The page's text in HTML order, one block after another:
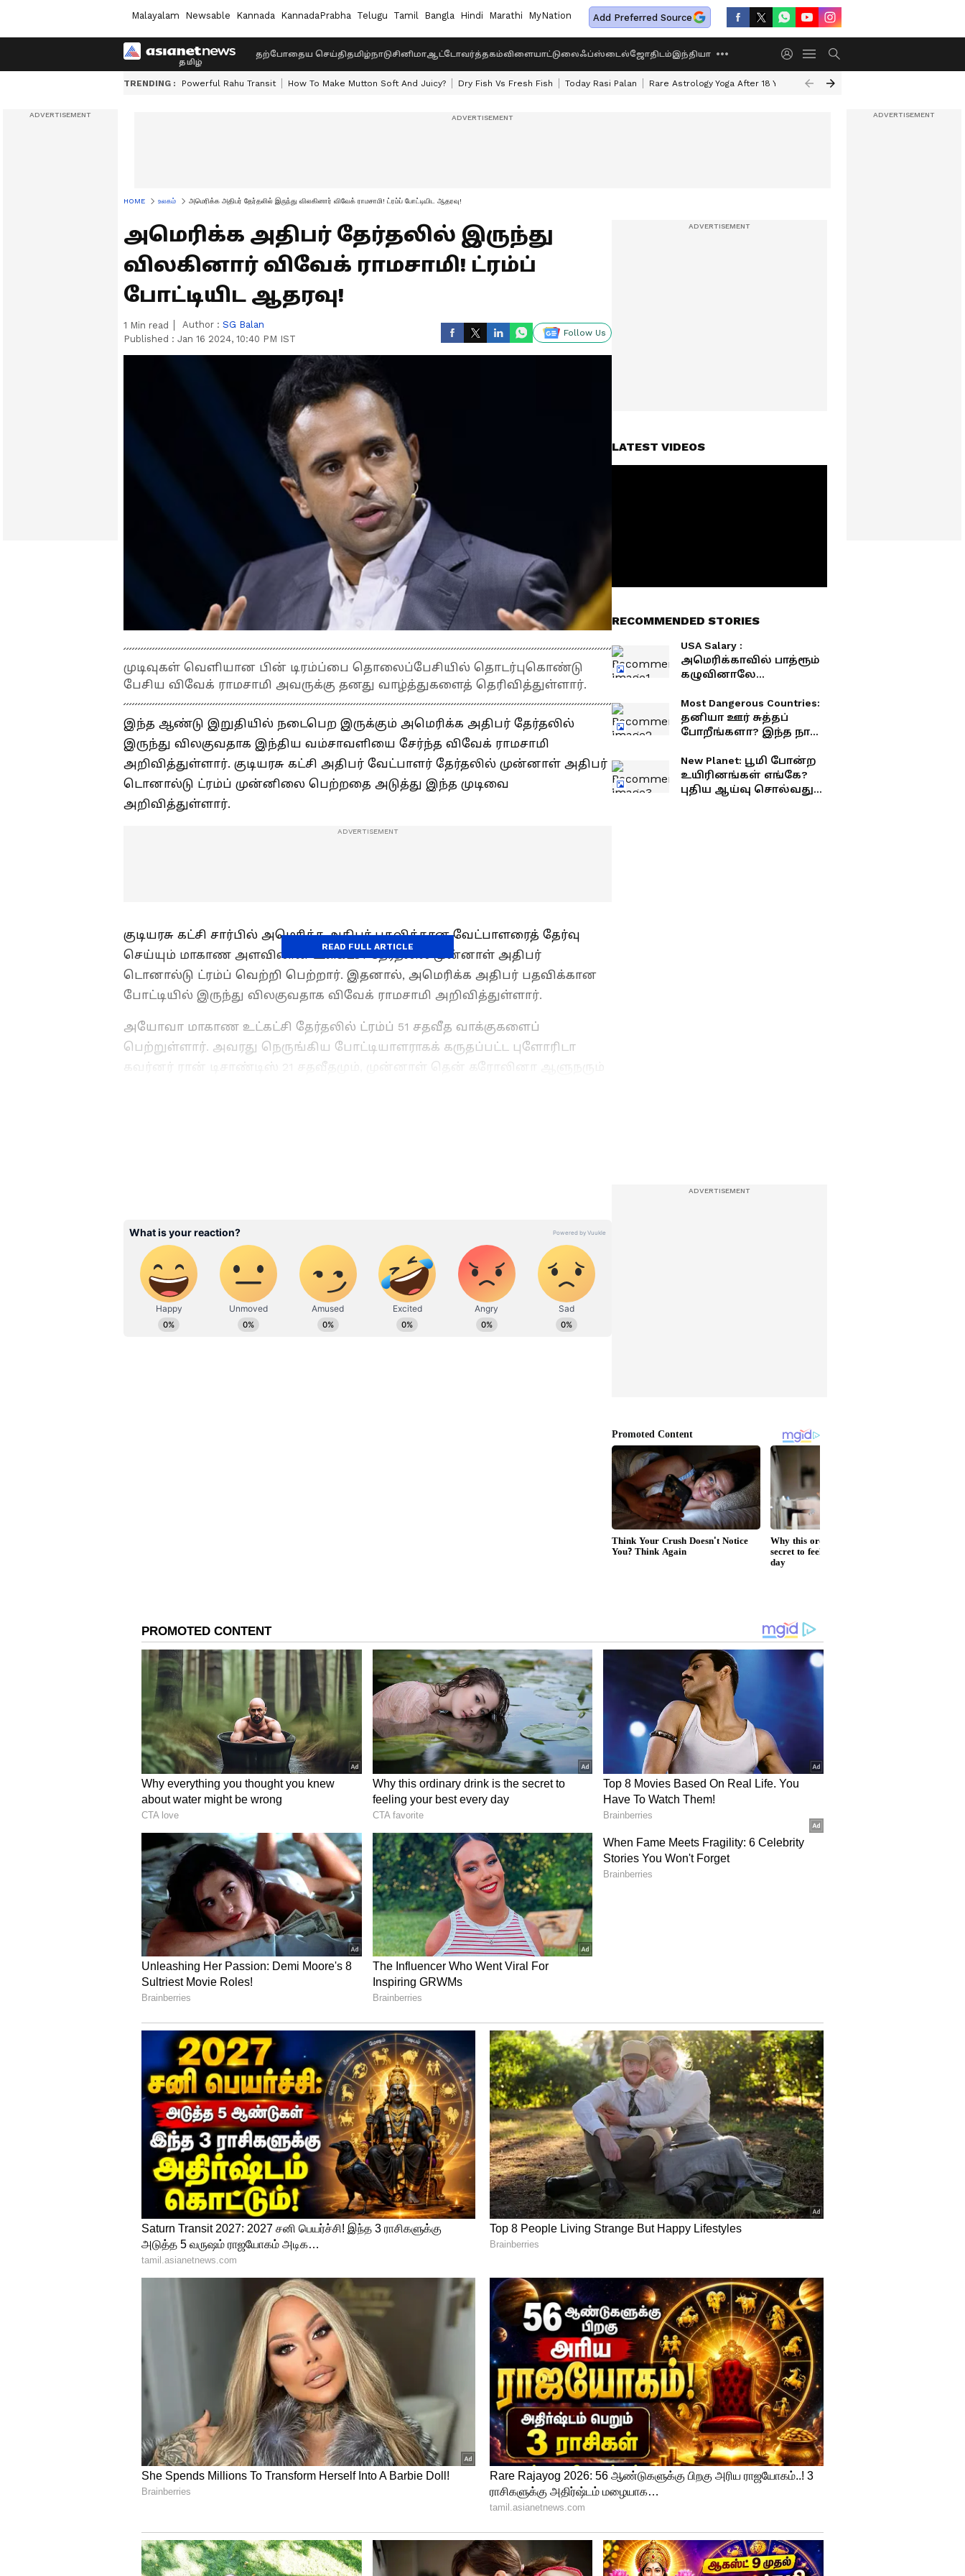
Malayalam Newsable Kannada KannadaPrabha Telugu Tamil Bangla Hindi Marathi MyNation Add Preferred Source
தற்போதைய செய்திதமிழ்நாடுசினிமாஆட்டோவர்த்தகம்விளையாட்டுலைஃப்ஸ்டைல்ஜோதிடம்இந்தியா
TRENDING : Powerful Rahu Transit How To Make Mutton Soft And Juicy? Dry Fish Vs Fresh Fish Today Rasi Palan Rare Astrology Yoga After 18 Years Dwi Pushkar Yoga 2026
HOME உலகம் அமெரிக்க அதிபர் தேர்தலில் இருந்து விலகினார் விவேக் ராமசாமி! ட்ரம்ப் போட்டியிட ஆதரவு!
அமெரிக்க அதிபர் தேர்தலில் இருந்து
விலகினார் விவேக் ராமசாமி! ட்ரம்ப்
போட்டியிட ஆதரவு!
1 Min read Author : SG Balan
Published : Jan 16 2024, 10:40 PM IST
Follow Us
முடிவுகள் வெளியான பின் டிரம்ப்பை தொலைப்பேசியில் தொடர்புகொண்டு
பேசிய விவேக் ராமசாமி அவருக்கு தனது வாழ்த்துகளைத் தெரிவித்துள்ளார்.
இந்த ஆண்டு இறுதியில் நடைபெற இருக்கும் அமெரிக்க அதிபர் தேர்தலில்
இருந்து விலகுவதாக இந்திய வம்சாவளியை சேர்ந்த விவேக் ராமசாமி
அறிவித்துள்ளார். குடியரசு கட்சி அதிபர் வேட்பாளர் தேர்தலில் முன்னாள் அதிபர்
டொனால்டு ட்ரம்ப் முன்னிலை பெற்றதை அடுத்து இந்த முடிவை
அறிவித்துள்ளார்.
குடியரசு கட்சி சார்பில் அமெரிக்க அதிபர் பதவிக்கான வேட்பாளரைத் தேர்வு
செய்யும் மாகாண அளவிலான உள்கட்சி தேர்தலில் முன்னாள் அதிபர்
டொனால்டு ட்ரம்ப் வெற்றி பெற்றார். இதனால், அமெரிக்க அதிபர் பதவிக்கான
போட்டியில் இருந்து விலகுவதாக விவேக் ராமசாமி அறிவித்துள்ளார்.
அயோவா மாகாண உட்கட்சி தேர்தலில் ட்ரம்ப் 51 சதவீத வாக்குகளைப்
பெற்றுள்ளார். அவரது நெருங்கிய போட்டியாளராகக் கருதப்பட்ட புளோரிடா
கவர்னர் ரான் டிசாண்டிஸ் 21 சதவீதமும், முன்னாள் தென் கரோலினா ஆளுநரும்
விவேக் ராமசாமி 8 சதவீதம் வாக்குகளைப் பெற்று நான்காவது இடம் பிடித்தார்.
இருக்கும்” என்று கூறியுள்ளார்.
READ FULL ARTICLE
LATEST VIDEOS
RECOMMENDED STORIES
USA Salary :
அமெரிக்காவில் பாத்ரூம்
கழுவினாலே
ஆகிடலாமா? அட்ரா
சக்கை!
Most Dangerous Countries:
தனியா ஊர் சுத்தப்
போறீங்களா? இந்த நாடு
லிஸ்ட் உள்ளே
New Planet: பூமி போன்ற
உயிரினங்கள் எங்கே?
புதிய ஆய்வு சொல்வது